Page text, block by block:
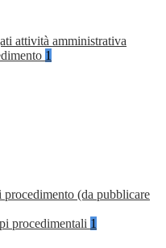
attività amministrativa
1
(da pubblicare
procedimentali 1